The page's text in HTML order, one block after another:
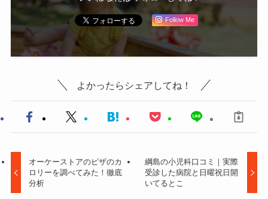
Follow Me
よかったらシェアしてね！
オーケーストアのピザのカ
ロリーを調べてみた！徹底
分析
綱島の小児科口コミ｜実際
受診した病院と日曜祝日開
いてるとこ